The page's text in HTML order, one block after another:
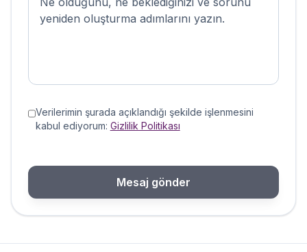
Verilerimin şurada açıklandığı şekilde işlenmesini
kabul ediyorum: Gizlilik Politikası
Mesaj gönder